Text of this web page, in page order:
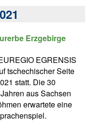
Erzgebirge
EGRENSIS
tschechischer Seite
statt. Die 30
aus Sachsen
erwartete eine